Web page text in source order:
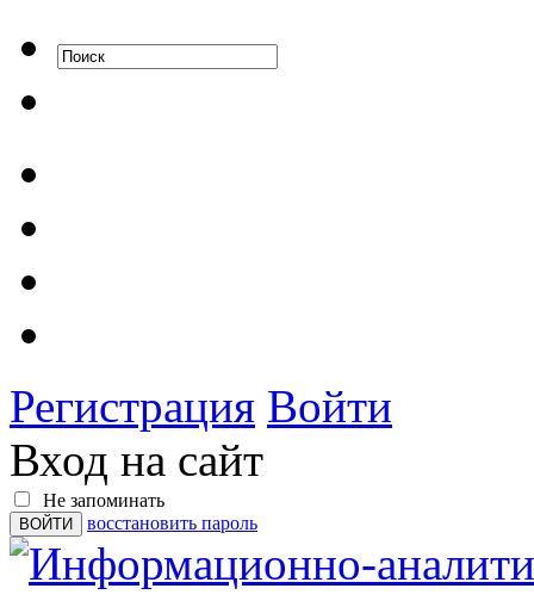
Регистрация Войти
Вход на сайт
Не запоминать
восстановить пароль